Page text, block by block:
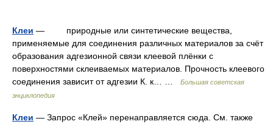
Клеи — природные или синтетические вещества,
применяемые для соединения различных материалов за счёт
образования адгезионной связи клеевой плёнки с
поверхностями склеиваемых материалов. Прочность клеевого
соединения зависит от адгезии К. к… …
Большая советская
энциклопедия
Клеи — Запрос «Клей» перенаправляется сюда. Cм. также